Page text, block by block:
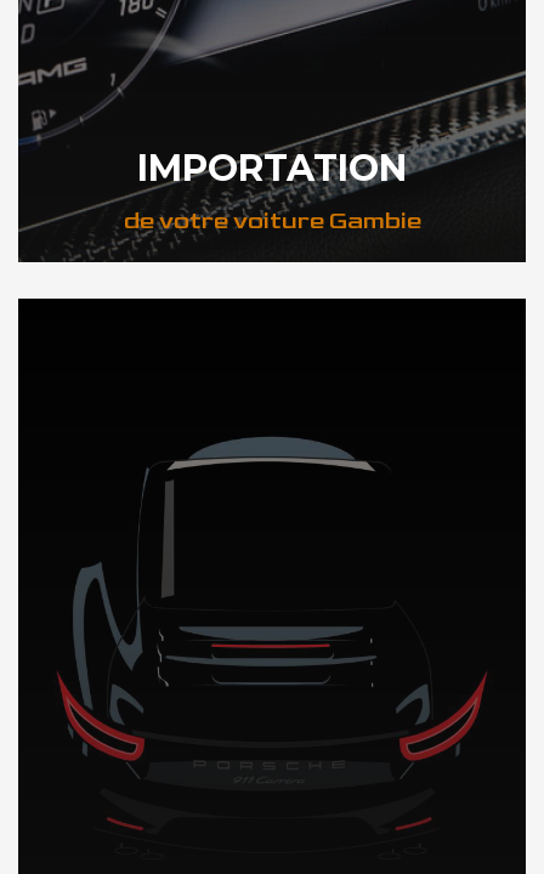
IMPORTATION
de votre voiture Gambie
DÉCOUVREZ NOTRE IMPORTATION AUTO en Gambie